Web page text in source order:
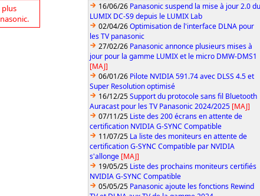
plus
16/06/26 Panasonic suspend la mise à jour 2.0 du
LUMIX DC-S9 depuis le LUMIX Lab
02/04/26Optimisation de l'interface DLNA pour
les TV panasonic
27/02/26 Panasonic annonce plusieurs mises à
jour pour la gamme LUMIX et le micro DMW-DMS1
[MAJ]
06/01/26 Pilote NVIDIA 591.74 avec DLSS 4.5 et
Super Resolution optimisé
16/12/25Support du protocole sans fil Bluetooth
Auracast pour les TV Panasonic 2024/2025 [MAJ]
07/11/25 Liste des 200 écrans en attente de
certification NVIDIA G-SYNC Compatible
11/07/25 La liste des moniteurs en attente de
certification G-SYNC Compatible par NVIDIA
s'allonge [MAJ]
19/05/25 Liste des prochains moniteurs certifiés
NVIDIA G-SYNC Compatible
05/05/25 Panasonic ajoute les fonctions Rewind